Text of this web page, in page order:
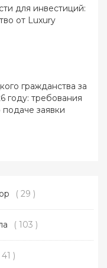
для инвестиций:
от Luxury
гражданства за
году: требования
заявки
( 29 )
( 103 )
41 )